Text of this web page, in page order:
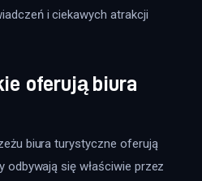
i ciekawych atrakcji
oferują biura
biura turystyczne oferują
odbywają się właściwie przez